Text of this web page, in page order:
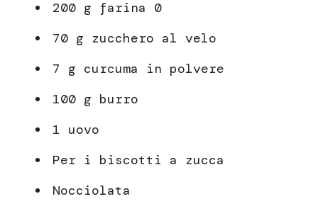
200 g farina 0
70 g zucchero al velo
7 g curcuma in polvere
100 g burro
1 uovo
Per i biscotti a zucca
Nocciolata